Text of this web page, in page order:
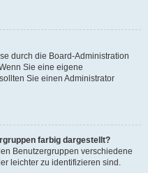
durch die Board-Administration
Sie eine eigene
Sie einen Administrator
farbig dargestellt?
Benutzergruppen verschiedene
leichter zu identifizieren sind.